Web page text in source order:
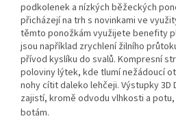
podkolenek a nízkých běžeckých
přicházejí na trh s novinkami ve
těmto ponožkám využijete benefity
jsou například zrychlení žilního
přívod kyslíku do svalů. Kompresní
poloviny lýtek, kde tlumí nežádoucí
nohy cítit daleko lehčeji. Výstupky 3D
zajistí, kromě odvodu vlhkosti a potu,
botám.